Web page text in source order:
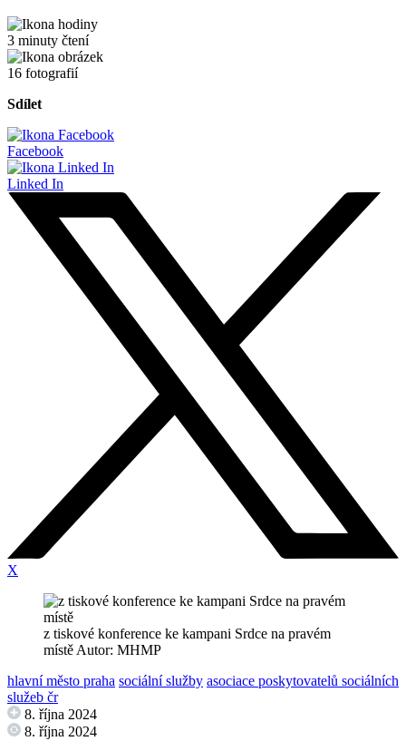
3 minuty čtení
16 fotografií
Sdílet
Facebook
Linked In
X
z tiskové konference ke kampani Srdce na pravém
místě Autor: MHMP
hlavní město praha sociální služby asociace poskytovatelů sociálních
služeb čr
8. října 2024
8. října 2024